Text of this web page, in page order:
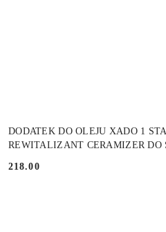
DODATEK DO OLEJU XADO 1
REWITALIZANT CERAMIZER DO
Cena:
218.00